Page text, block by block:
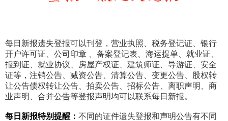
每日新报遗失登报可以刊登，营业执照、税务登记证、银行
开户许可证、公司印章 、备案登记表、海运提单、就业证、
报到证、就业协议、房屋产权证、建筑师证、导游证、安全
证等，注销公告、减资公告、清算公告、变更公告、股权转
让公告债权转让公告、拍卖公告、招标公告、离职声明、商
业声明、合并公告等登报声明均可以联系每日新报。
每日新报特别提醒： 不同的证件遗失登报和声明公告有不同